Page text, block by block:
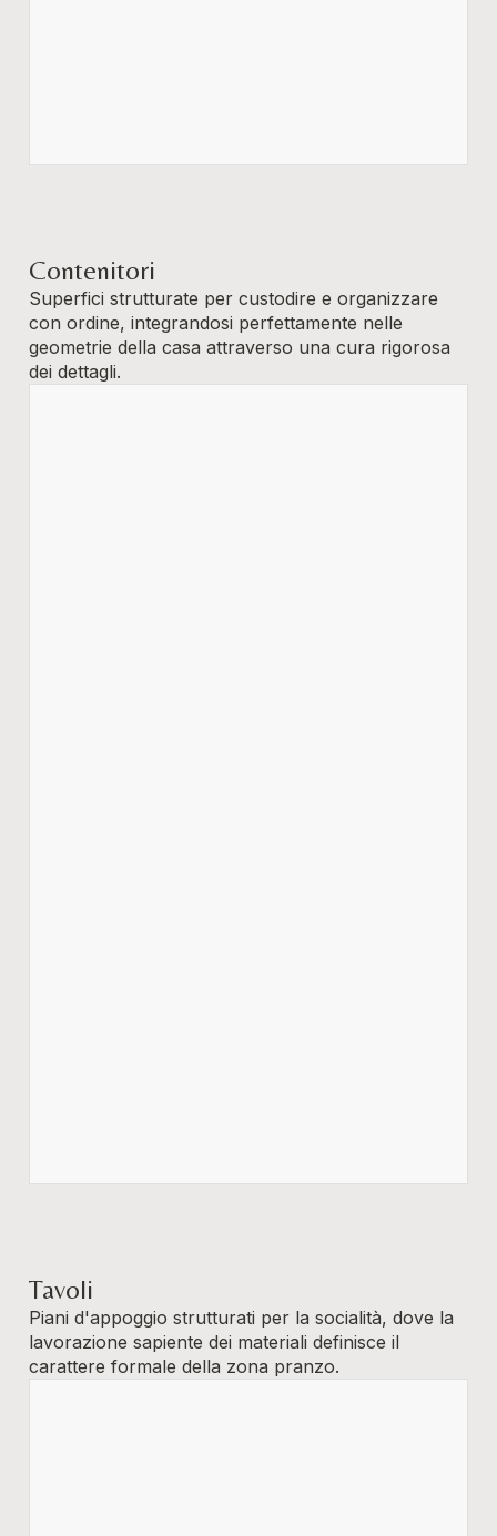
Contenitori
Superfici strutturate per custodire e organizzare
con ordine, integrandosi perfettamente nelle
geometrie della casa attraverso una cura rigorosa
dei dettagli.
Tavoli
Piani d'appoggio strutturati per la socialità, dove la
lavorazione sapiente dei materiali definisce il
carattere formale della zona pranzo.